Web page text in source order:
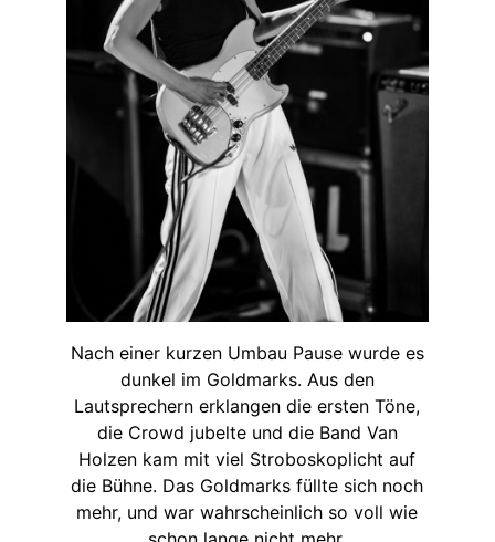
Nach einer kurzen Umbau Pause wurde es
dunkel im Goldmarks. Aus den
Lautsprechern erklangen die ersten Töne,
die Crowd jubelte und die Band Van
Holzen kam mit viel Stroboskoplicht auf
die Bühne. Das Goldmarks füllte sich noch
mehr, und war wahrscheinlich so voll wie